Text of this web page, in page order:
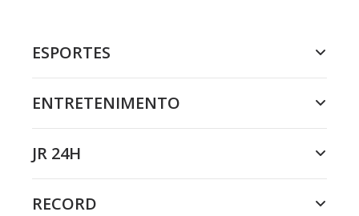
ESPORTES
ENTRETENIMENTO
JR 24H
RECORD